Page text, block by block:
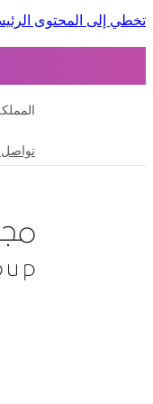
تخطي إلى المحتوى
تواصل